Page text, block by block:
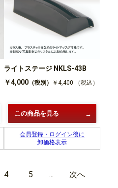
ライトステージ NKLS-43B
￥4,000 （税別） ￥4,400 （税込）
この商品を見る
会員登録・ログイン後に
卸価格表示
4 5 ...
次へ